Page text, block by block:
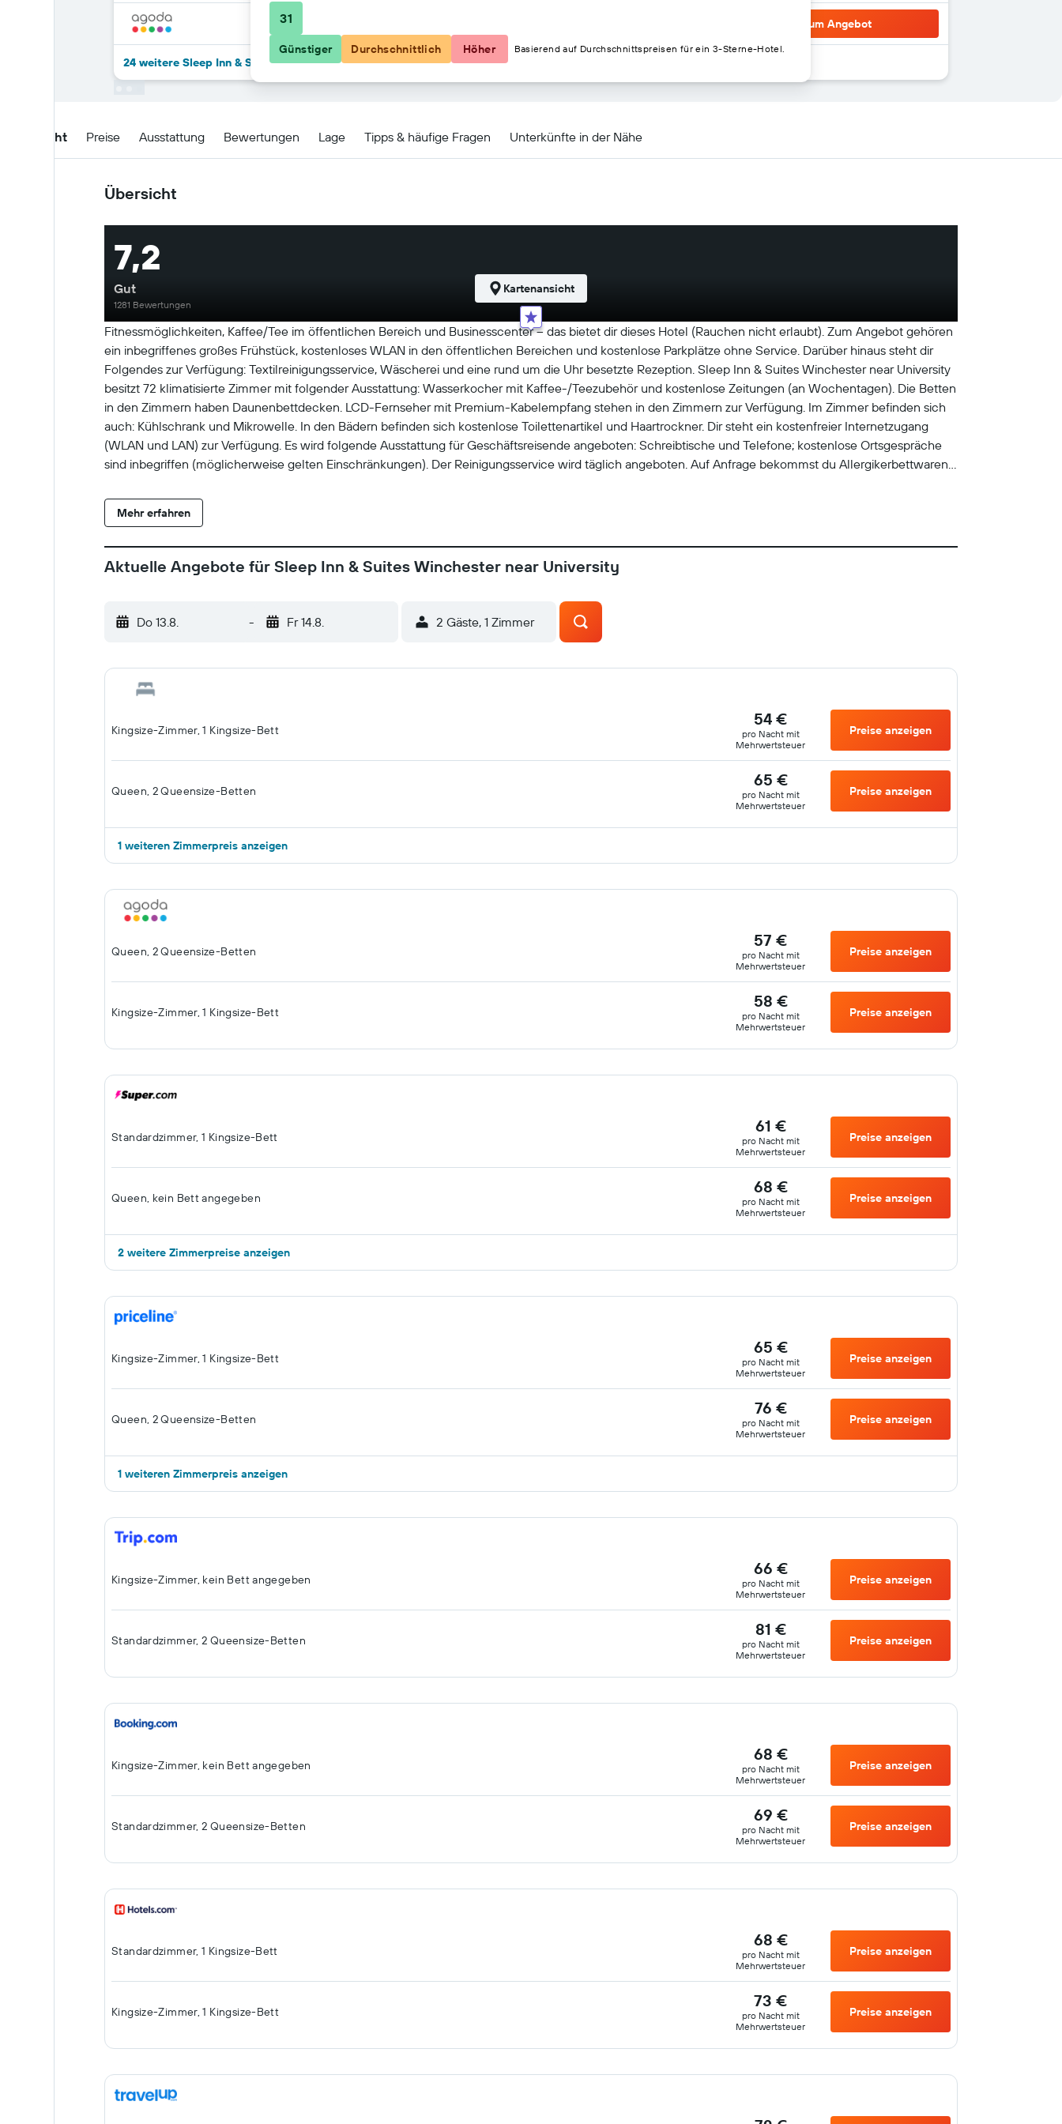
Zum Angebot
24 weitere Sleep Inn & Suites Winchester near University Angebote
Übersicht Preise Ausstattung Bewertungen Lage Tipps & häufige Fragen Unterkünfte in der Nähe
Übersicht
Fitnessmöglichkeiten, Kaffee/Tee im öffentlichen Bereich und Businesscenter – das bietet dir dieses Hotel (Rauchen nicht erlaubt). Zum Angebot gehören
ein inbegriffenes großes Frühstück, kostenloses WLAN in den öffentlichen Bereichen und kostenlose Parkplätze ohne Service. Darüber hinaus steht dir
Folgendes zur Verfügung: Textilreinigungsservice, Wäscherei und eine rund um die Uhr besetzte Rezeption. Sleep Inn & Suites Winchester near University
besitzt 72 klimatisierte Zimmer mit folgender Ausstattung: Wasserkocher mit Kaffee-/Teezubehör und kostenlose Zeitungen (an Wochentagen). Die Betten
in den Zimmern haben Daunenbettdecken. LCD-Fernseher mit Premium-Kabelempfang stehen in den Zimmern zur Verfügung. Im Zimmer befinden sich
auch: Kühlschrank und Mikrowelle. In den Bädern befinden sich kostenlose Toilettenartikel und Haartrockner. Dir steht ein kostenfreier Internetzugang
(WLAN und LAN) zur Verfügung. Es wird folgende Ausstattung für Geschäftsreisende angeboten: Schreibtische und Telefone; kostenlose Ortsgespräche
sind inbegriffen (möglicherweise gelten Einschränkungen). Der Reinigungsservice wird täglich angeboten. Auf Anfrage bekommst du Allergikerbettwaren.
Mehr erfahren
7,2
Gut
1281 Bewertungen
Kartenansicht
Aktuelle Angebote für Sleep Inn & Suites Winchester near University
Do 13.8. - Fr 14.8. 2 Gäste, 1 Zimmer
Kingsize-Zimmer, 1 Kingsize-Bett
54 €
pro Nacht mit
Mehrwertsteuer
Preise anzeigen
Queen, 2 Queensize-Betten
65 €
pro Nacht mit
Mehrwertsteuer
Preise anzeigen
1 weiteren Zimmerpreis anzeigen
Queen, 2 Queensize-Betten
57 €
pro Nacht mit
Mehrwertsteuer
Preise anzeigen
Kingsize-Zimmer, 1 Kingsize-Bett
58 €
pro Nacht mit
Mehrwertsteuer
Preise anzeigen
Standardzimmer, 1 Kingsize-Bett
61 €
pro Nacht mit
Mehrwertsteuer
Preise anzeigen
Queen, kein Bett angegeben
68 €
pro Nacht mit
Mehrwertsteuer
Preise anzeigen
2 weitere Zimmerpreise anzeigen
Kingsize-Zimmer, 1 Kingsize-Bett
65 €
pro Nacht mit
Mehrwertsteuer
Preise anzeigen
Queen, 2 Queensize-Betten
76 €
pro Nacht mit
Mehrwertsteuer
Preise anzeigen
1 weiteren Zimmerpreis anzeigen
Kingsize-Zimmer, kein Bett angegeben
66 €
pro Nacht mit
Mehrwertsteuer
Preise anzeigen
Standardzimmer, 2 Queensize-Betten
81 €
pro Nacht mit
Mehrwertsteuer
Preise anzeigen
Kingsize-Zimmer, kein Bett angegeben
68 €
pro Nacht mit
Mehrwertsteuer
Preise anzeigen
Standardzimmer, 2 Queensize-Betten
69 €
pro Nacht mit
Mehrwertsteuer
Preise anzeigen
Standardzimmer, 1 Kingsize-Bett
68 €
pro Nacht mit
Mehrwertsteuer
Preise anzeigen
Kingsize-Zimmer, 1 Kingsize-Bett
73 €
pro Nacht mit
Mehrwertsteuer
Preise anzeigen
31
Günstiger Durchschnittlich Höher Basierend auf Durchschnittspreisen für ein 3-Sterne-Hotel.